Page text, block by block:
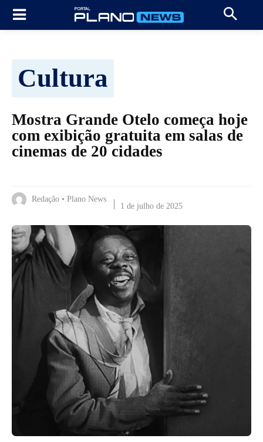
Cultura
Mostra Grande Otelo começa hoje
com exibição gratuita em salas de
cinemas de 20 cidades
Redação • Plano News
1 de julho de 2025